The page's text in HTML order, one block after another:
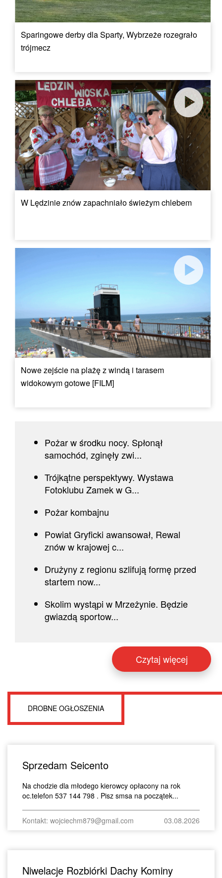
Sparingowe derby dla Sparty, Wybrzeże rozegrało
trójmecz
W Lędzinie znów zapachniało świeżym chlebem
Nowe zejście na plażę z windą i tarasem
widokowym gotowe [FILM]
Pożar w środku nocy. Spłonął
samochód, zginęły zwi...
Trójkątne perspektywy. Wystawa
Fotoklubu Zamek w G...
Pożar kombajnu
Powiat Gryficki awansował, Rewal
znów w krajowej c...
Drużyny z regionu szlifują formę przed
startem now...
Skolim wystąpi w Mrzeżynie. Będzie
gwiazdą sportow...
Czytaj więcej
DROBNE OGŁOSZENIA
Sprzedam Seicento
Na chodzie dla młodego kierowcy opłacony na rok
oc.telefon 537 144 798 . Pisz smsa na początek...
Kontakt: wojciechm879@gmail.com 03.08.2026
Niwelacje Rozbiórki Dachy Kominy